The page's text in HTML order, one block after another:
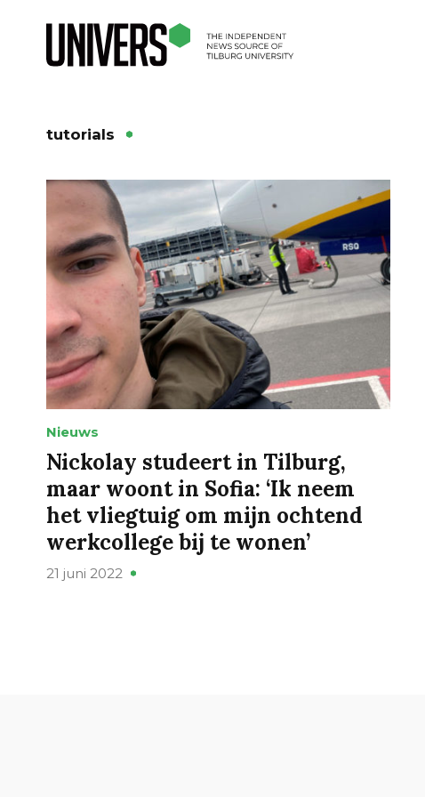
tutorials
Nieuws
Nickolay studeert in Tilburg,
maar woont in Sofia: ‘Ik neem
het vliegtuig om mijn ochtend
werkcollege bij te wonen’
21 juni 2022